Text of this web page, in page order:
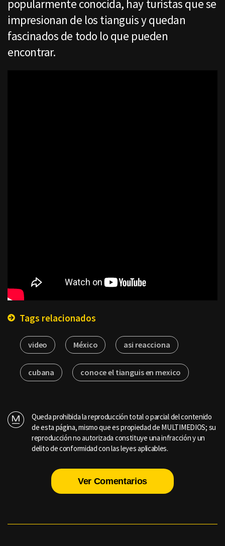
popularmente conocida, hay turistas que se
impresionan de los tianguis y quedan
fascinados de todo lo que pueden
encontrar.
Tags relacionados
video México asi reacciona
cubana conoce el tianguis en mexico
Queda prohibida la reproducción total o parcial del contenido
de esta página, mismo que es propiedad de MULTIMEDIOS; su
reproducción no autorizada constituye una infracción y un
delito de conformidad con las leyes aplicables.
Ver Comentarios